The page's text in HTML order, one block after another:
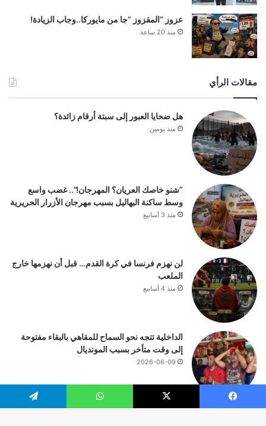
عزوز “المقزوز “جا من مايوركا..وجاب الزيادة!
منذ 20 ساعة
مقالات الرأي
هل ضحايا العبور إلى سبتة أرقام زائدة؟
منذ يومين
“شنو خاصك العريان؟ المهرجان!”.. غضب واسع
وسط ساكنة البهاليل بسبب مهرجان الأزرار الحريرية
منذ 3 أسابيع
لن نهزم فرنسا في كرة القدم… قبل أن نهزمها خارج
الملعب
منذ 4 أسابيع
الداخلية تتجه نحو السماح للمقاهي بالبقاء مفتوحة
إلى وقت متأخر بسبب المونديال
2026-06-09
فيسبوك ‫X واتساب تيلقرام